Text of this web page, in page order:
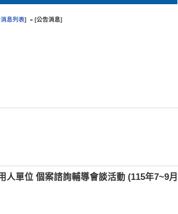
息列表] » [公告消息]
人單位 個案諮詢輔導會談活動 (115年7~9